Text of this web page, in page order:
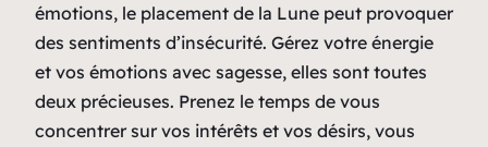
émotions, le placement de la Lune peut provoquer
des sentiments d’insécurité. Gérez votre énergie
et vos émotions avec sagesse, elles sont toutes
deux précieuses. Prenez le temps de vous
concentrer sur vos intérêts et vos désirs, vous